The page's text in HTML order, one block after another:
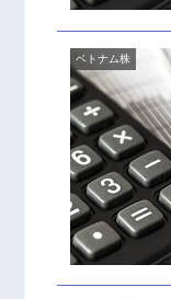
ベトナム株